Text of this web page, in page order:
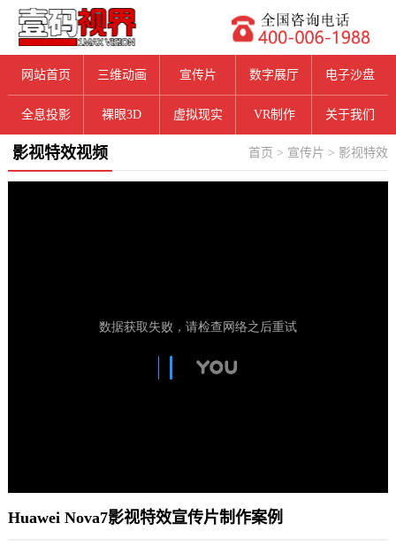
网站首页 三维动画 宣传片 数字展厅 电子沙盘
全息投影 裸眼3D 虚拟现实 VR制作 关于我们
首页 > 宣传片 > 影视特效
影视特效视频
Huawei Nova7影视特效宣传片制作案例